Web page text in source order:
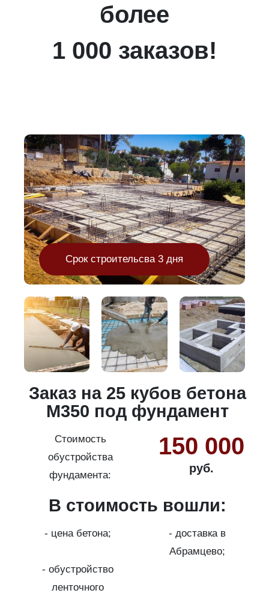
более
1 000 заказов!
Срок строительсва 3 дня
Заказ на 25 кубов бетона
М350 под фундамент
Стоимость
обустройства
фундамента:
150 000
руб.
В стоимость вошли:
- цена бетона;
- доставка в
Абрамцево;
- обустройство
ленточного